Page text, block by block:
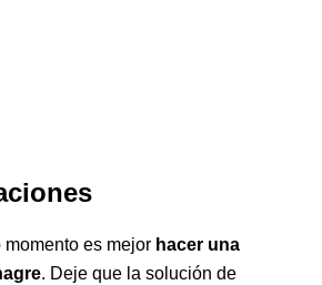
es mejor hacer una
. Deje que la solución de